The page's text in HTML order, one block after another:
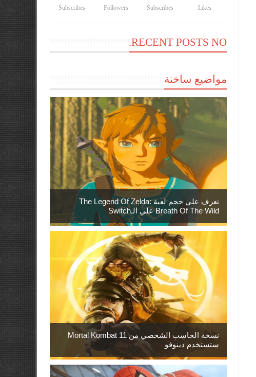
Likes
Subscribes
Followers
Subscribes
RECENT POSTS NO.
مواضيع ساخنة
تعرف علي حجم لعبة The Legend Of Zelda:
Breath Of The Wild علي الـSwitch
نسخة الحاسب الشخصي من Mortal Kombat 11
ستستخدم دينوفو